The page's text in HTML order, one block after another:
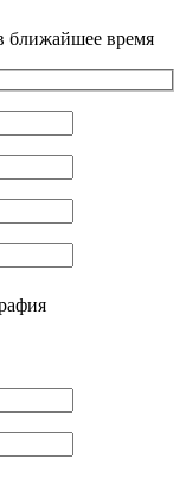
ближайшее время